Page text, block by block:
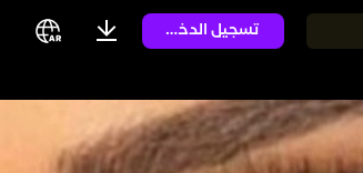
تسجيل الدخول